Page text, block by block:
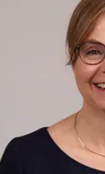
Mitarbeiter und 260
Als Sparkasse
im gesellschaftlichen
München. Zusammen
außerdem für
Spendenplattform
Herausgeber: